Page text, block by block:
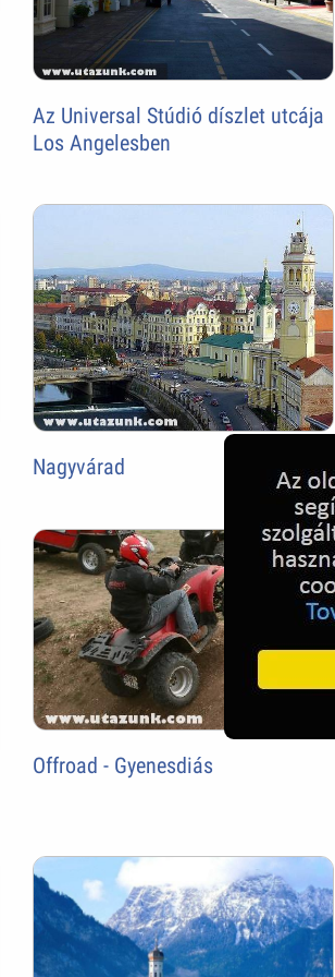
Az Universal Stúdió díszlet utcája
Los Angelesben
Nagyvárad
Offroad - Gyenesdiás